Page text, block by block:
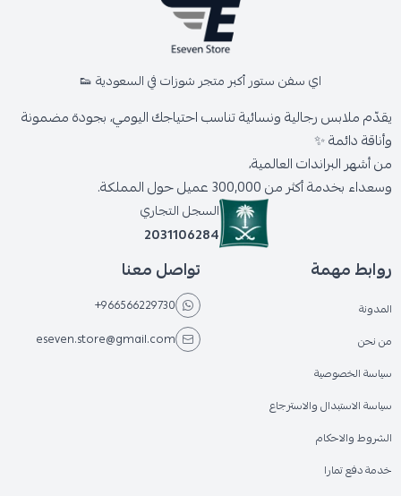
اي سفن ستور أكبر متجر شوزات في السعودية 👟
يقدّم ملابس رجالية ونسائية تناسب احتياجك اليومي، بجودة مضمونة
وأناقة دائمة ✨
من أشهر البراندات العالمية،
وسعداء بخدمة أكثر من 300,000 عميل حول المملكة.
السجل التجاري
2031106284
روابط مهمة
المدونة
من نحن
سياسة الخصوصية
سياسة الاستبدال والاسترجاع
الشروط والاحكام
خدمة دفع تمارا
تواصل معنا
+966566229730
eseven.store@gmail.com